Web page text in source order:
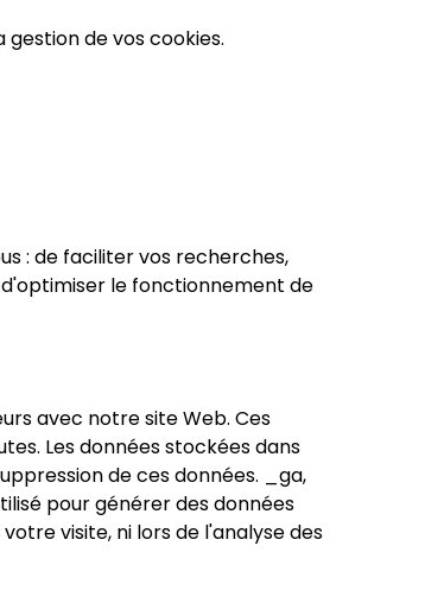
de vos cookies.
: de faciliter vos recherches,
le fonctionnement de
avec notre site Web. Ces
Les données stockées dans
de ces données. _ga,
pour générer des données
visite, ni lors de l'analyse des